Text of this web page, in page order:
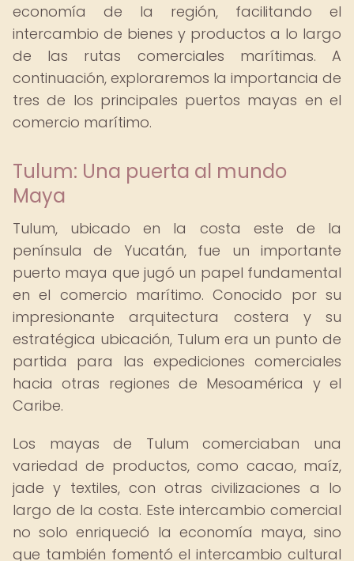
economía de la región, facilitando el
intercambio de bienes y productos a lo largo
de las rutas comerciales marítimas. A
continuación, exploraremos la importancia de
tres de los principales puertos mayas en el
comercio marítimo.
Tulum: Una puerta al mundo
Maya
Tulum, ubicado en la costa este de la
península de Yucatán, fue un importante
puerto maya que jugó un papel fundamental
en el comercio marítimo. Conocido por su
impresionante arquitectura costera y su
estratégica ubicación, Tulum era un punto de
partida para las expediciones comerciales
hacia otras regiones de Mesoamérica y el
Caribe.
Los mayas de Tulum comerciaban una
variedad de productos, como cacao, maíz,
jade y textiles, con otras civilizaciones a lo
largo de la costa. Este intercambio comercial
no solo enriqueció la economía maya, sino
que también fomentó el intercambio cultural